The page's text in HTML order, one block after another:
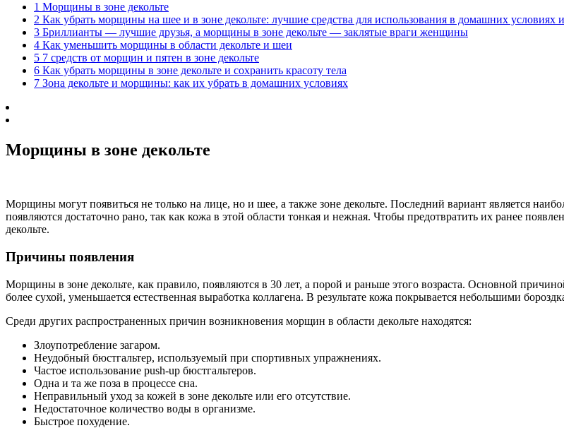
1 Морщины в зоне декольте
2 Как убрать морщины на шее и в зоне декольте: лучшие средства для использования в домашних
3 Бриллианты — лучшие друзья, а морщины в зоне декольте — заклятые враги женщины
4 Как уменьшить морщины в области декольте и шеи
5 7 средств от морщин и пятен в зоне декольте
6 Как убрать морщины в зоне декольте и сохранить красоту тела
7 Зона декольте и морщины: как их убрать в домашних условиях
Морщины в зоне декольте
Морщины могут появиться не только на лице, но и шее, а также зоне декольте. Последний вариант является
появляются достаточно рано, так как кожа в этой области тонкая и нежная. Чтобы предотвратить их ранее
декольте.
Причины появления
Морщины в зоне декольте, как правило, появляются в 30 лет, а порой и раньше этого возраста. Основной
более сухой, уменьшается естественная выработка коллагена. В результате кожа покрывается небольшими
Среди других распространенных причин возникновения морщин в области декольте находятся:
Злоупотребление загаром.
Неудобный бюстгальтер, используемый при спортивных упражнениях.
Частое использование push-up бюстгальтеров.
Одна и та же поза в процессе сна.
Неправильный уход за кожей в зоне декольте или его отсутствие.
Недостаточное количество воды в организме.
Быстрое похудение.